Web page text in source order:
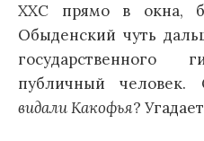
ХХС прямо в окна,
Обыденский чуть
публичный человек.
видали Какофья?